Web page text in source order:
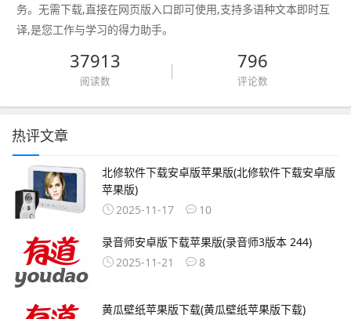
务。无需下载,直接在网页版入口即可使用,支持多语种文本即时互
译,是您工作与学习的得力助手。
37913
阅读数
796
评论数
热评文章
北修软件下载安卓版苹果版(北修软件下载安卓版
苹果版)
2025-11-17
10
录音师安卓版下载苹果版(录音师3版本 244)
2025-11-21
8
黄瓜壁纸苹果版下载(黄瓜壁纸苹果版下载)